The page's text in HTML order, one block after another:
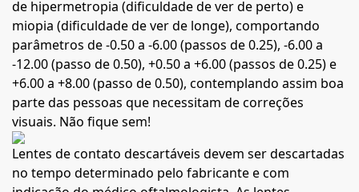
de hipermetropia (dificuldade de ver de perto) e
miopia (dificuldade de ver de longe), comportando
parâmetros de -0.50 a -6.00 (passos de 0.25), -6.00 a
-12.00 (passo de 0.50), +0.50 a +6.00 (passos de 0.25) e
+6.00 a +8.00 (passo de 0.50), contemplando assim boa
parte das pessoas que necessitam de correções
visuais. Não fique sem!
Lentes de contato descartáveis devem ser descartadas
no tempo determinado pelo fabricante e com